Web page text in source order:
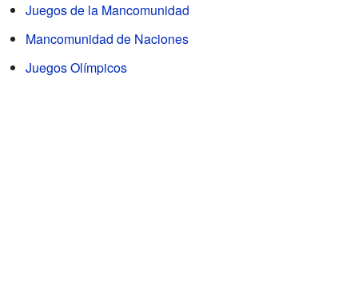
Juegos de la Mancomunidad
Mancomunidad de Naciones
Juegos Olímpicos